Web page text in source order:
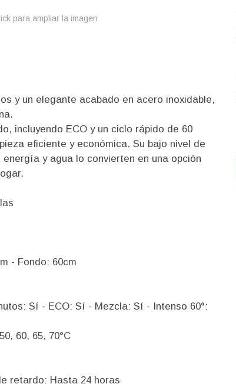
para ampliar la imagen
y un elegante acabado en acero inoxidable,
incluyendo ECO y un ciclo rápido de 60
eficiente y económica. Su bajo nivel de
y agua lo convierten en una opción
- Fondo: 60cm
Sí - ECO: Sí - Mezcla: Sí - Intenso 60°:
60, 65, 70°C
retardo: Hasta 24 horas